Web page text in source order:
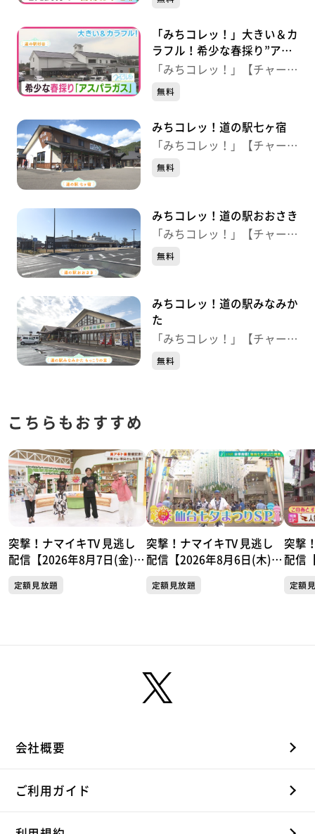
ター】（宮城・加美町）
「みちコレッ！」大きい＆カ
ラフル！希少な春採り”アス
パラガス” 【道の駅村田】
「みちコレッ！」【チャー
ジ！】
無料
みちコレッ！道の駅七ヶ宿
「みちコレッ！」【チャー
ジ！】
無料
みちコレッ！道の駅おおさき
「みちコレッ！」【チャー
ジ！】
無料
みちコレッ！道の駅みなみか
た
「みちコレッ！」【チャー
ジ！】
無料
こちらもおすすめ
突撃！ナマイキTV 見逃し
配信【2026年8月7日(金)放
定額見放題
突撃！ナマイキTV 見逃し
配信【2026年8月6日(木)放
定額見放題
突撃
配信
定額
会社概要
ご利用ガイド